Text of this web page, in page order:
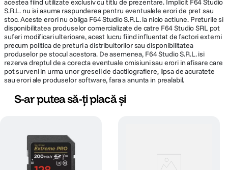
acestea fiind utilizate exclusiv cu titlu de prezentare. Implicit F64 Studio
S.R.L. nu isi asuma raspunderea pentru eventualele erori de pret sau
stoc. Aceste erori nu obliga F64 Studio S.R.L. la nicio actiune. Preturile si
disponibilitatea produselor comercializate de catre F64 Studio SRL pot
suferi modificari ulterioare, acest lucru fiind influentat de factori externi
precum politica de preturi a distribuitorilor sau disponibilitatea
produselor pe stocul acestora. De asemenea, F64 Studio S.R.L. isi
rezerva dreptul de a corecta eventuale omisiuni sau erori in afisare care
pot surveni in urma unor greseli de dactilografiere, lipsa de acuratete
sau erori ale produselor software, fara a anunta in prealabil.
S-ar putea să-ți placă și